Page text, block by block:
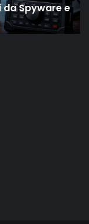
mostra come gli
grazie al